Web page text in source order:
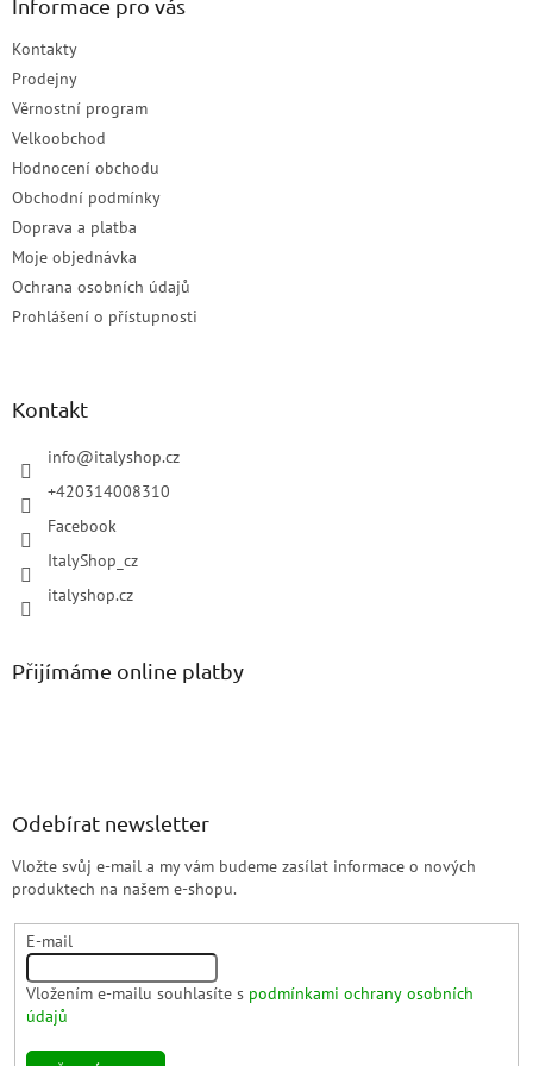
Informace pro vás
Kontakty
Prodejny
Věrnostní program
Velkoobchod
Hodnocení obchodu
Obchodní podmínky
Doprava a platba
Moje objednávka
Ochrana osobních údajů
Prohlášení o přístupnosti
Kontakt
info@italyshop.cz
+420314008310
Facebook
ItalyShop_cz
italyshop.cz
Přijímáme online platby
Odebírat newsletter
Vložte svůj e-mail a my vám budeme zasílat informace o nových
produktech na našem e-shopu.
E-mail
Vložením e-mailu souhlasíte s podmínkami ochrany osobních
údajů